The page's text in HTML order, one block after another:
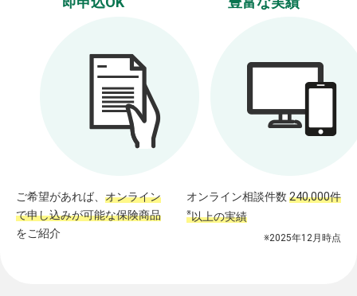
ご希望があれば、 オンライン
で申し込みが可能な保険商品
をご紹介
オンライン相談件数 240,000件
※以上の実績
※2025年12月時点